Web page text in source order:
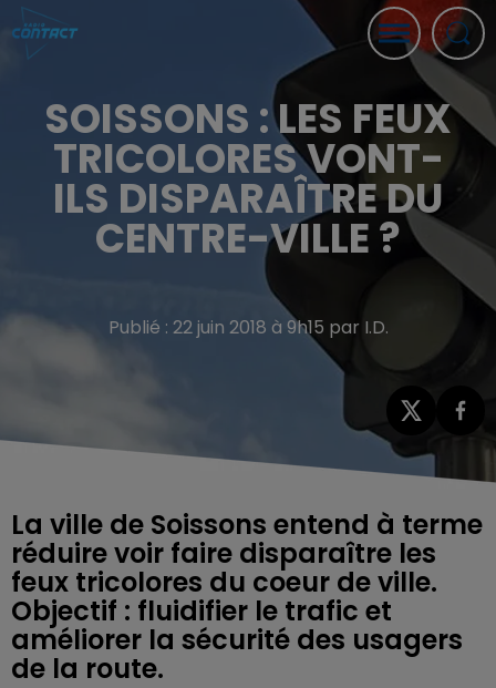
SOISSONS : LES FEUX
TRICOLORES VONT-
ILS DISPARAÎTRE DU
CENTRE-VILLE ?
Publié : 22 juin 2018 à 9h15 par I.D.
La ville de Soissons entend à terme
réduire voir faire disparaître les
feux tricolores du coeur de ville.
Objectif : fluidifier le trafic et
améliorer la sécurité des usagers
de la route.